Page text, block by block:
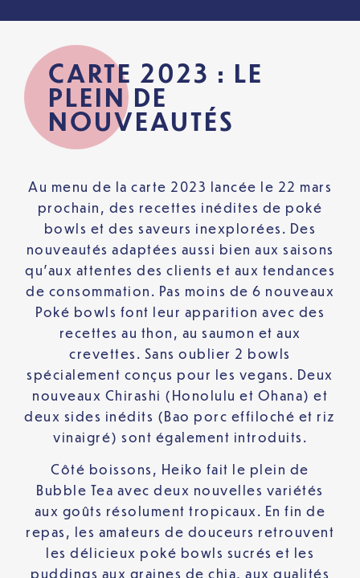
CARTE 2023 : LE
PLEIN DE
NOUVEAUTÉS
Au menu de la carte 2023 lancée le 22 mars
prochain, des recettes inédites de poké
bowls et des saveurs inexplorées. Des
nouveautés adaptées aussi bien aux saisons
qu’aux attentes des clients et aux tendances
de consommation. Pas moins de 6 nouveaux
Poké bowls font leur apparition avec des
recettes au thon, au saumon et aux
crevettes. Sans oublier 2 bowls
spécialement conçus pour les vegans. Deux
nouveaux Chirashi (Honolulu et Ohana) et
deux sides inédits (Bao porc effiloché et riz
vinaigré) sont également introduits.
Côté boissons, Heiko fait le plein de
Bubble Tea avec deux nouvelles variétés
aux goûts résolument tropicaux. En fin de
repas, les amateurs de douceurs retrouvent
les délicieux poké bowls sucrés et les
puddings aux graines de chia, aux qualités